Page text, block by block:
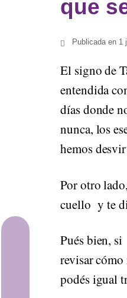
que
Publicada en 1
El signo de
entendida
días donde
nunca, los
hemos
Por otro
cuello y te
Pués bien,
revisar cómo
podés igual
Meditación